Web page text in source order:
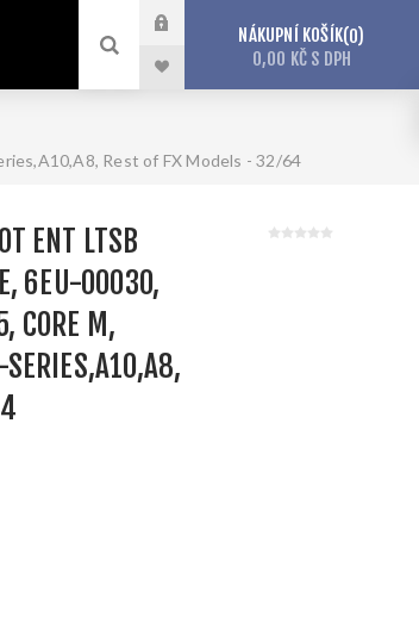
NÁKUPNÍ KOŠÍK 0
0,00 KČ S DPH
Rest of FX Models - 32/64
ENT LTSB
6EU-­00030,
CORE M,
­SERIES,A10,A8,